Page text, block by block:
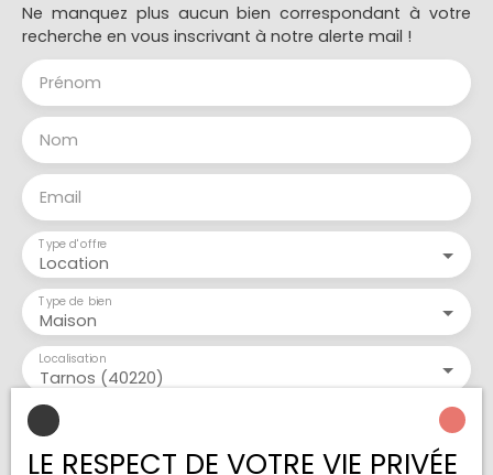
Ne manquez plus aucun bien correspondant à votre
recherche en vous inscrivant à notre alerte mail !
Prénom
Nom
Email
Location
Type d'offre
Maison
Type de bien
Tarnos (40220)
Localisation
Loyer max (€/mois)
LE RESPECT DE VOTRE VIE PRIVÉE